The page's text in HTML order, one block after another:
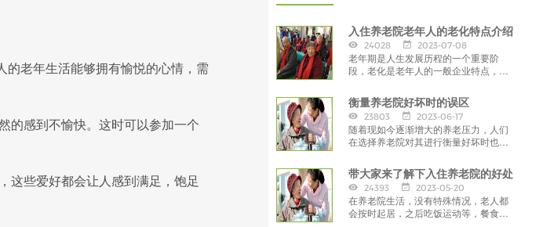
老年生活能够拥有愉悦的心情，需
感到不愉快。这时可以参加一个
些爱好都会让人感到满足，饱足
入住养老院老年人的老化特点介绍
24028 2023-07-08
老年期是人生发展历程的一个重要阶
段，老化是老年人的一般企业特点，包
老化。
衡量养老院好坏时的误区
23803 2023-06-17
随着现如今逐渐增大的养老压力，人们
在选择养老院对其进行衡量好坏时也会
带大家来了解下入住养老院的好处
24393 2023-05-20
在养老院生活，没有特殊情况，老人都
会按时起居，之后吃饭运动等，餐食也